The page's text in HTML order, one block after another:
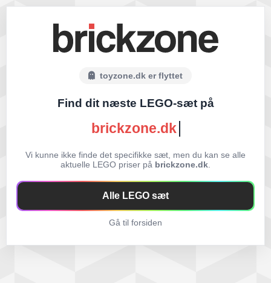
toyzone.dk er flyttet
Find dit næste LEGO-sæt på
brickzone.dk
Vi kunne ikke finde det specifikke sæt, men du kan se alle
aktuelle LEGO priser på brickzone.dk
Alle LEGO sæt
Gå til forsiden